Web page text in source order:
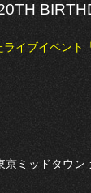
イブイベン
ミッドタウン